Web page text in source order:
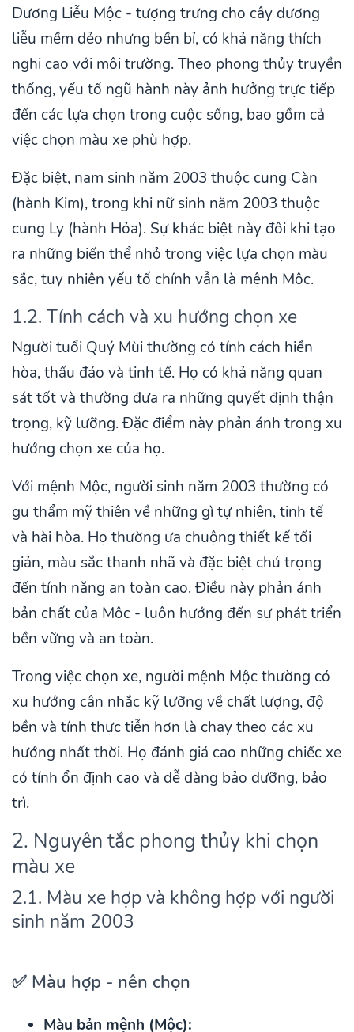
Dương Liễu Mộc - tượng trưng cho cây dương
liễu mềm dẻo nhưng bền bỉ, có khả năng thích
nghi cao với môi trường. Theo phong thủy truyền
thống, yếu tố ngũ hành này ảnh hưởng trực tiếp
đến các lựa chọn trong cuộc sống, bao gồm cả
việc chọn màu xe phù hợp.
Đặc biệt, nam sinh năm 2003 thuộc cung Càn
(hành Kim), trong khi nữ sinh năm 2003 thuộc
cung Ly (hành Hỏa). Sự khác biệt này đôi khi tạo
ra những biến thể nhỏ trong việc lựa chọn màu
sắc, tuy nhiên yếu tố chính vẫn là mệnh Mộc.
1.2. Tính cách và xu hướng chọn xe
Người tuổi Quý Mùi thường có tính cách hiền
hòa, thấu đáo và tinh tế. Họ có khả năng quan
sát tốt và thường đưa ra những quyết định thận
trọng, kỹ lưỡng. Đặc điểm này phản ánh trong xu
hướng chọn xe của họ.
Với mệnh Mộc, người sinh năm 2003 thường có
gu thẩm mỹ thiên về những gì tự nhiên, tinh tế
và hài hòa. Họ thường ưa chuộng thiết kế tối
giản, màu sắc thanh nhã và đặc biệt chú trọng
đến tính năng an toàn cao. Điều này phản ánh
bản chất của Mộc - luôn hướng đến sự phát triển
bền vững và an toàn.
Trong việc chọn xe, người mệnh Mộc thường có
xu hướng cân nhắc kỹ lưỡng về chất lượng, độ
bền và tính thực tiễn hơn là chạy theo các xu
hướng nhất thời. Họ đánh giá cao những chiếc xe
có tính ổn định cao và dễ dàng bảo dưỡng, bảo
trì.
2. Nguyên tắc phong thủy khi chọn
màu xe
2.1. Màu xe hợp và không hợp với người
sinh năm 2003
✅ Màu hợp - nên chọn
Màu bản mệnh (Mộc):